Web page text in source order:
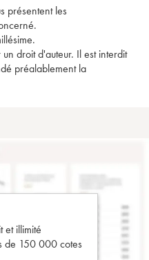
présentent les
droit d'auteur. Il est interdit
préalablement la
et illimité
de 150 000 cotes